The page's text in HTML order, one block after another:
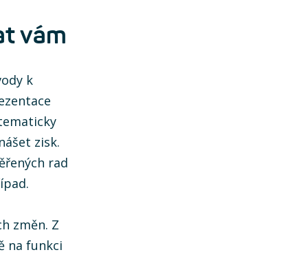
vám
k
zisk.
rad
změn. Z
na funkci